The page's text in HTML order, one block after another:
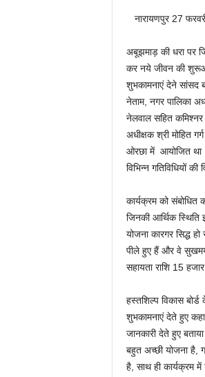
नारायणपुर 27
अबूझमाड़ की धरा पर
कर नये जीवन की शुरूआत
शुभकामनाएं देने सांसद
नेताम, नगर पालिका
नेलवाल सहित कमिश्नर
अधीक्षक श्री मोहित
ओरछा में आयोजित था।
विभिन्न गतिविधियों की
कार्यक्रम को
जिनकी आर्थिक स्थिति
योजना कारगर सिद्ध
पीले हुए हैं और वे सुखमय
सहायता राशि 15
हस्तशिल्प विकास
शुभकामनाएं देते हुए
जानकारी देते हुए
बहुत अच्छी योजना है,
है, साथ ही कार्यक्रम